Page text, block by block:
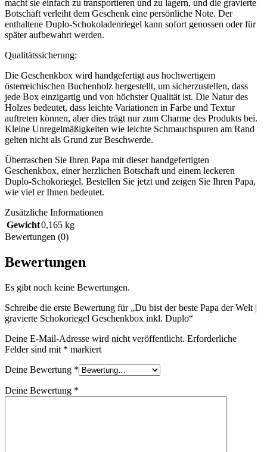
macht sie einfach zu transportieren und zu lagern, und die gravierte
Botschaft verleiht dem Geschenk eine persönliche Note. Der
enthaltene Duplo-Schokoladenriegel kann sofort genossen oder für
später aufbewahrt werden.
Qualitätssicherung:
Die Geschenkbox wird handgefertigt aus hochwertigem
österreichischen Buchenholz hergestellt, um sicherzustellen, dass
jede Box einzigartig und von höchster Qualität ist. Die Natur des
Holzes bedeutet, dass leichte Variationen in Farbe und Textur
auftreten können, aber dies trägt nur zum Charme des Produkts bei.
Kleine Unregelmäßigkeiten wie leichte Schmauchspuren am Rand
gelten nicht als Grund zur Beschwerde.
Überraschen Sie Ihren Papa mit dieser handgefertigten
Geschenkbox, einer herzlichen Botschaft und einem leckeren
Duplo-Schokoriegel. Bestellen Sie jetzt und zeigen Sie Ihren Papa,
wie viel er Ihnen bedeutet.
Zusätzliche Informationen
Gewicht0,165 kg
Bewertungen (0)
Bewertungen
Es gibt noch keine Bewertungen.
Schreibe die erste Bewertung für „Du bist der beste Papa der Welt |
gravierte Schokoriegel Geschenkbox inkl. Duplo“
Deine E-Mail-Adresse wird nicht veröffentlicht. Erforderliche
Felder sind mit * markiert
Deine Bewertung *
Deine Bewertung *